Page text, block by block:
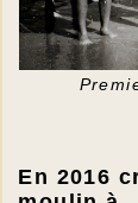
En 2016